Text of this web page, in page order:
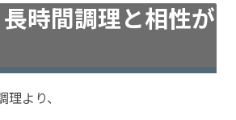
時間調理と相性が
より、